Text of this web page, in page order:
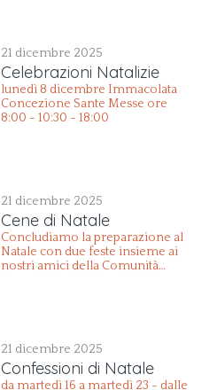
21 dicembre 2025
Celebrazioni Natalizie
lunedì 8 dicembre Immacolata
Concezione Sante Messe ore
8:00 - 10:30 - 18:00
21 dicembre 2025
Cene di Natale
Concludiamo la preparazione al
Natale con due feste insieme ai
nostri amici della Comunità
21 dicembre 2025
Confessioni di Natale
da martedì 16 a martedì 23 - dalle